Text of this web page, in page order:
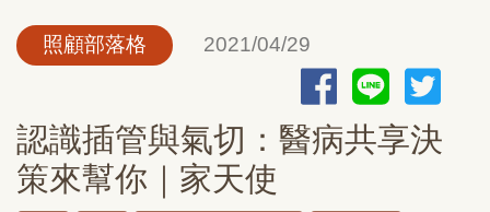
照顧部落格 2021/04/29
認識插管與氣切：醫病共享決
策來幫你｜家天使